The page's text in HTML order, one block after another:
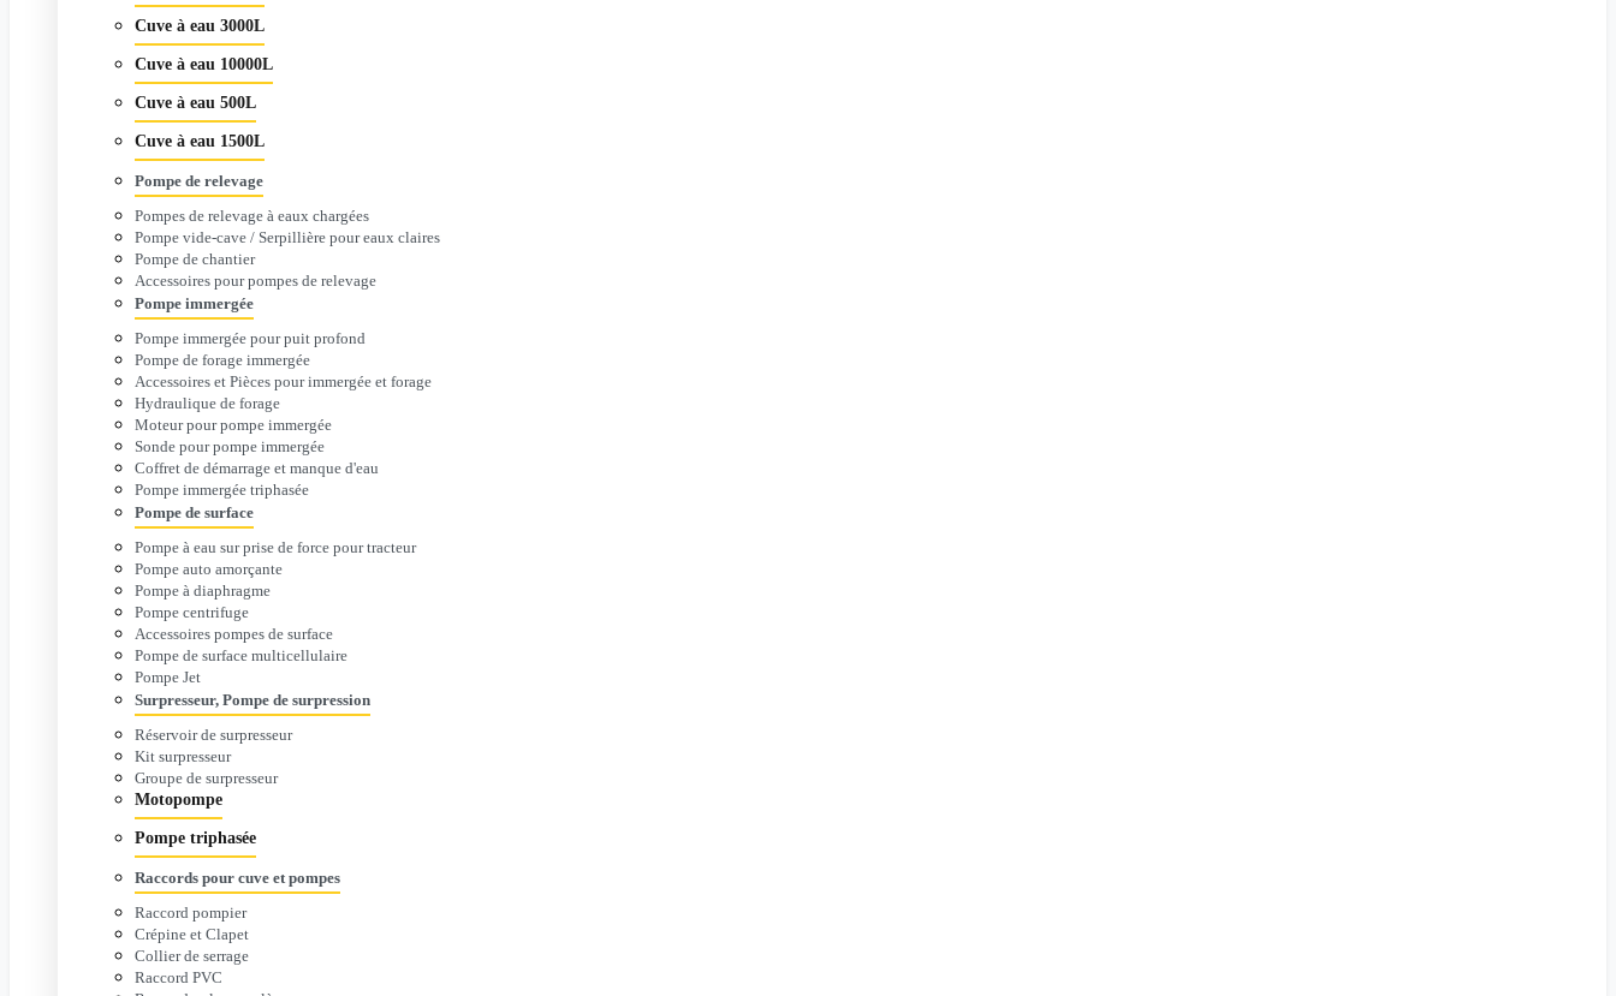
Cuve à eau 3000L
Cuve à eau 10000L
Cuve à eau 500L
Cuve à eau 1500L
Pompe de relevage
Pompes de relevage à eaux chargées
Pompe vide-cave / Serpillière pour eaux claires
Pompe de chantier
Accessoires pour pompes de relevage
Pompe immergée
Pompe immergée pour puit profond
Pompe de forage immergée
Accessoires et Pièces pour immergée et forage
Hydraulique de forage
Moteur pour pompe immergée
Sonde pour pompe immergée
Coffret de démarrage et manque d'eau
Pompe immergée triphasée
Pompe de surface
Pompe à eau sur prise de force pour tracteur
Pompe auto amorçante
Pompe à diaphragme
Pompe centrifuge
Accessoires pompes de surface
Pompe de surface multicellulaire
Pompe Jet
Surpresseur, Pompe de surpression
Réservoir de surpresseur
Kit surpresseur
Groupe de surpresseur
Motopompe
Pompe triphasée
Raccords pour cuve et pompes
Raccord pompier
Crépine et Clapet
Collier de serrage
Raccord PVC